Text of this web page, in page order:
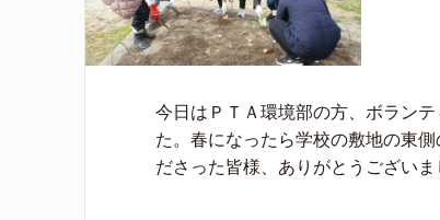
今日はＰＴＡ環境部の方、ボラン
た。春になったら学校の敷地の東
ださった皆様、ありがとうござい